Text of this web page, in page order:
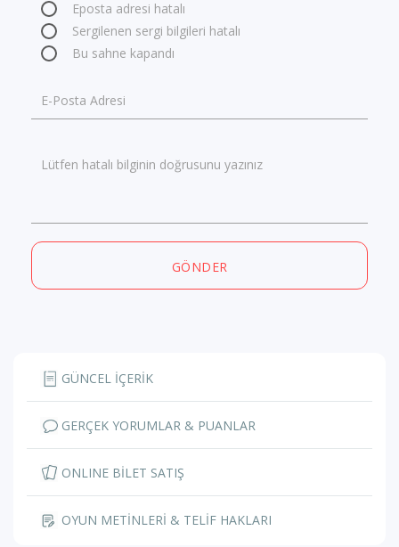
Eposta adresi hatalı
Sergilenen sergi bilgileri hatalı
Bu sahne kapandı
E-Posta Adresi
Lütfen hatalı bilginin doğrusunu yazınız
GÖNDER
GÜNCEL İÇERİK
GERÇEK YORUMLAR & PUANLAR
ONLINE BİLET SATIŞ
OYUN METİNLERİ & TELİF HAKLARI